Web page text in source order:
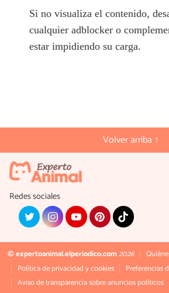
Si no visualiza el contenido,
cualquier adblocker o
estar impidiendo su carga.
Volver arriba ↑
Redes sociales
© expertoanimal.elperiodico.com2026
Política de privacidad y cookies
Preferencias
Aviso de transparencia sobre anuncios políticos